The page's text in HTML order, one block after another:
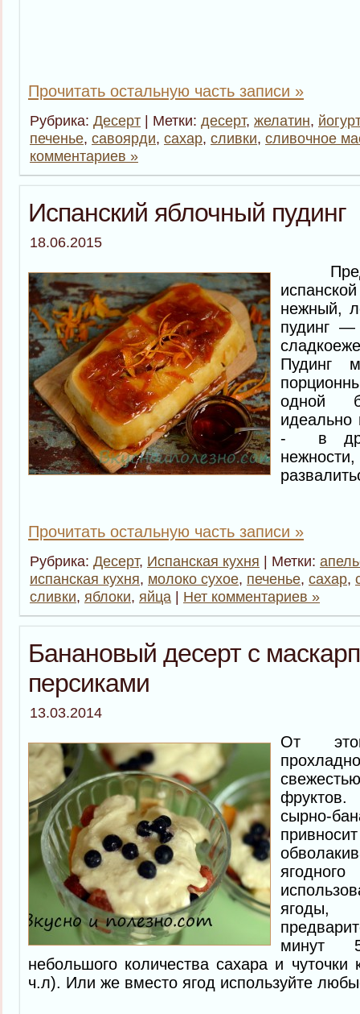
Прочитать остальную часть записи »
Рубрика: Десерт | Метки: десерт, желатин, йогурт
печенье, савоярди, сахар, сливки, сливочное
комментариев »
Испанский яблочный пудинг
18.06.2015
нежный,
пудинг —
Пудинг
одной
идеально
- в
Прочитать остальную часть записи »
Рубрика: Десерт, Испанская кухня | Метки:
испанская кухня, молоко сухое, печенье, сахар,
сливки, яблоки, яйца | Нет комментариев »
Банановый десерт с
персиками
13.03.2014
От
сырно-
минут
небольшого количества сахара и чуточки
ч.л). Или же вместо ягод используйте